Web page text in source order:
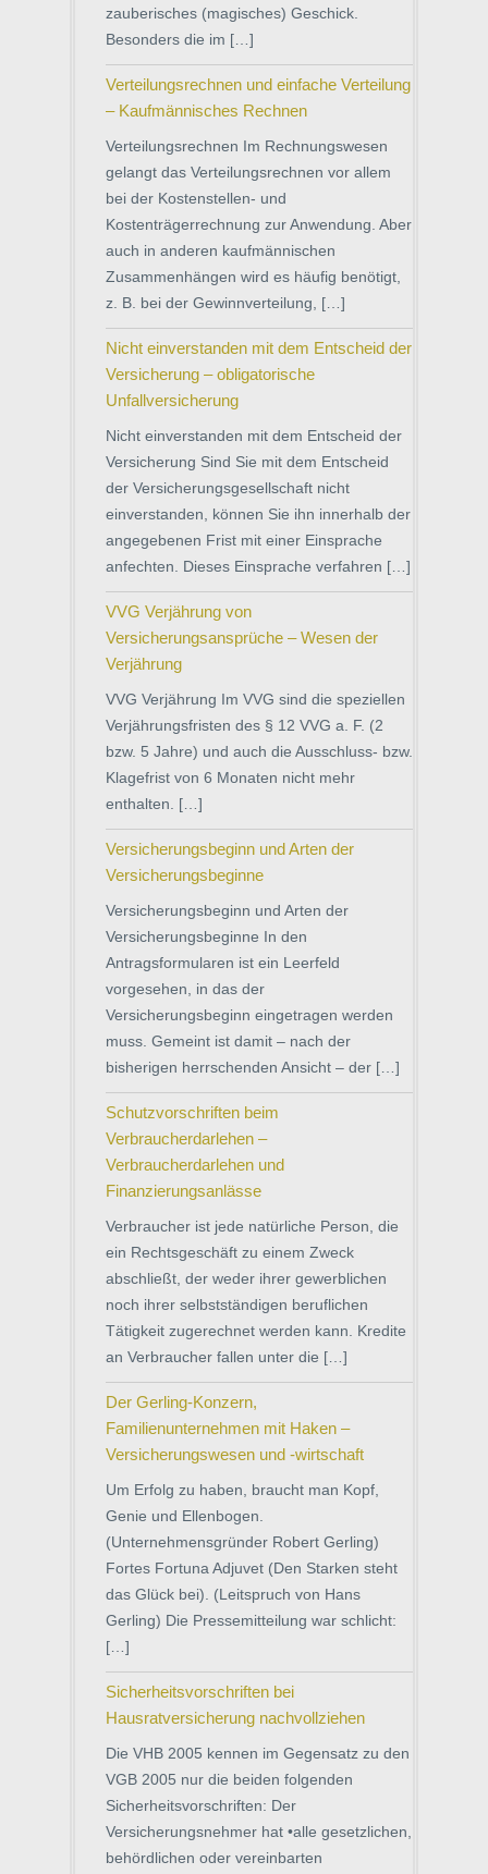
zauberisches (magisches) Geschick.
Besonders die im […]
Verteilungsrechnen und einfache Verteilung
– Kaufmännisches Rechnen
Verteilungsrechnen Im Rechnungswesen
gelangt das Verteilungsrechnen vor allem
bei der Kostenstellen- und
Kostenträgerrechnung zur Anwendung. Aber
auch in anderen kaufmännischen
Zusammenhängen wird es häufig benötigt,
z. B. bei der Gewinnverteilung, […]
Nicht einverstanden mit dem Entscheid der
Versicherung – obligatorische
Unfallversicherung
Nicht einverstanden mit dem Entscheid der
Versicherung Sind Sie mit dem Entscheid
der Versicherungsgesellschaft nicht
einverstanden, können Sie ihn innerhalb der
angegebenen Frist mit einer Einsprache
anfechten. Dieses Einsprache verfahren […]
VVG Verjährung von
Versicherungsansprüche – Wesen der
Verjährung
VVG Verjährung Im VVG sind die speziellen
Verjährungsfristen des § 12 VVG a. F. (2
bzw. 5 Jahre) und auch die Ausschluss- bzw.
Klagefrist von 6 Monaten nicht mehr
enthalten. […]
Versicherungsbeginn und Arten der
Versicherungsbeginne
Versicherungsbeginn und Arten der
Versicherungsbeginne In den
Antragsformularen ist ein Leerfeld
vorgesehen, in das der
Versicherungsbeginn eingetragen werden
muss. Gemeint ist damit – nach der
bisherigen herrschenden Ansicht – der […]
Schutzvorschriften beim
Verbraucherdarlehen –
Verbraucherdarlehen und
Finanzierungsanlässe
Verbraucher ist jede natürliche Person, die
ein Rechtsgeschäft zu einem Zweck
abschließt, der weder ihrer gewerblichen
noch ihrer selbstständigen beruflichen
Tätigkeit zugerechnet werden kann. Kredite
an Verbraucher fallen unter die […]
Der Gerling-Konzern,
Familienunternehmen mit Haken –
Versicherungswesen und -wirtschaft
Um Erfolg zu haben, braucht man Kopf,
Genie und Ellenbogen.
(Unternehmensgründer Robert Gerling)
Fortes Fortuna Adjuvet (Den Starken steht
das Glück bei). (Leitspruch von Hans
Gerling) Die Pressemitteilung war schlicht:
[…]
Sicherheitsvorschriften bei
Hausratversicherung nachvollziehen
Die VHB 2005 kennen im Gegensatz zu den
VGB 2005 nur die beiden folgenden
Sicherheitsvorschriften: Der
Versicherungsnehmer hat •alle gesetzlichen,
behördlichen oder vereinbarten